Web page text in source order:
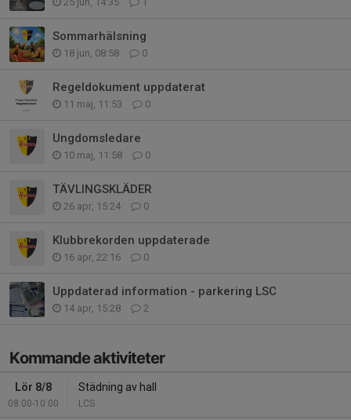
Sommarhälsning
18 jun, 08:58 0
Regeldokument uppdaterat
11 maj, 11:53 0
Ungdomsledare
10 maj, 11:58 0
TÄVLINGSKLÄDER
26 apr, 15:24 0
Klubbrekorden uppdaterade
16 apr, 22:16 0
Uppdaterad information - parkering LSC
14 apr, 15:28 2
Kommande aktiviteter
Lör 8/8
08:00-10:00
Städning av hall
LCS